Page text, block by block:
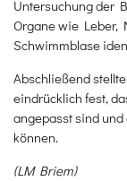
Untersuchung der
Organe wie Leber,
Schwimmblase
Abschließend
eindrücklich fest,
angepasst sind und
können.
(LM Briem)